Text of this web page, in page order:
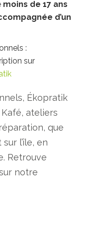
moins de 17 ans
d’un
:
sur
Ékopratik
ateliers
que
l’île, en
Retrouve
notre